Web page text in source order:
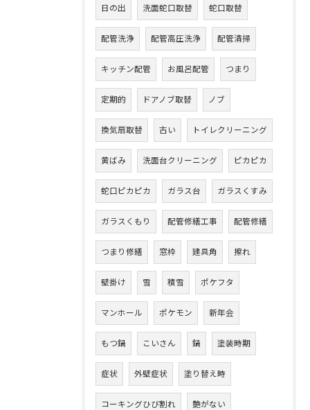
日の出 洗面蛇口取替 蛇口取替
配管洗浄 配管高圧洗浄 配管清掃
キッチン配管 お風呂配管 つまり
定期的 ドアノブ取替 ノブ
換気扇取替 古い トイレクリーニング
黄ばみ 洗面台クリーニング ピカピカ
蛇口ピカピカ ガラス台 ガラスくすみ
ガラスくもり 配管修繕工事 配管修繕
つまり修繕 窓枠 建具角 擦れ
壁掛け 雪 積雪 ポケフタ
マンホール ポケモン 新年会
もつ鍋 こいさん 鍋 塗装時期
症状 外壁症状 塗り替え時
コーキングひび割れ 艶がない